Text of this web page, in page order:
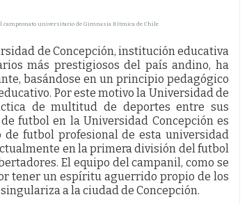
campeonato universitario de Gimnasia Rítmica de Chile
de Concepción, institución educativa
más prestigiosos del país andino, ha
basándose en un principio pedagógico
Por este motivo la Universidad de
de multitud de deportes entre sus
futbol en la Universidad Concepción es
futbol profesional de esta universidad
en la primera división del futbol
El equipo del campanil, como se
tener un espíritu aguerrido propio de los
a la ciudad de Concepción.